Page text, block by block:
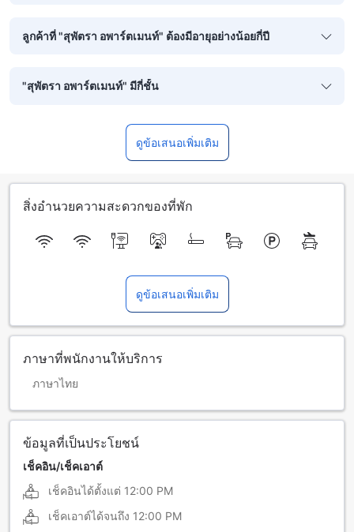
ลูกค้าที่ "สุพัตรา อพาร์ตเมนท์" ต้องมีอายุอย่างน้อยกี่ปี
"สุพัตรา อพาร์ตเมนท์" มีกี่ชั้น
ดูข้อเสนอเพิ่มเติม
สิ่งอำนวยความสะดวกของที่พัก
ดูข้อเสนอเพิ่มเติม
ภาษาที่พนักงานให้บริการ
ภาษาไทย
ข้อมูลที่เป็นประโยชน์
เช็คอิน/เช็คเอาต์
เช็คอินได้ตั้งแต่ 12:00 PM
เช็คเอาต์ได้จนถึง 12:00 PM